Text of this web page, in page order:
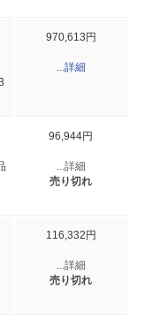
970,613円
...詳細
96,944円
...詳細
売り切れ
116,332円
...詳細
売り切れ